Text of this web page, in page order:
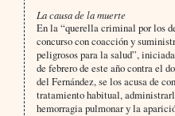
La causa de la muerte
En la “querella criminal por los
concurso con coacción y
peligrosos para la salud”,
de febrero de este año contra el
del Fernández, se los acusa de
tratamiento habitual,
hemorragia pulmonar y la